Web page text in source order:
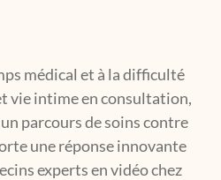
médical et à la difficulté
vie intime en consultation,
parcours de soins contre
une réponse innovante
experts en vidéo chez